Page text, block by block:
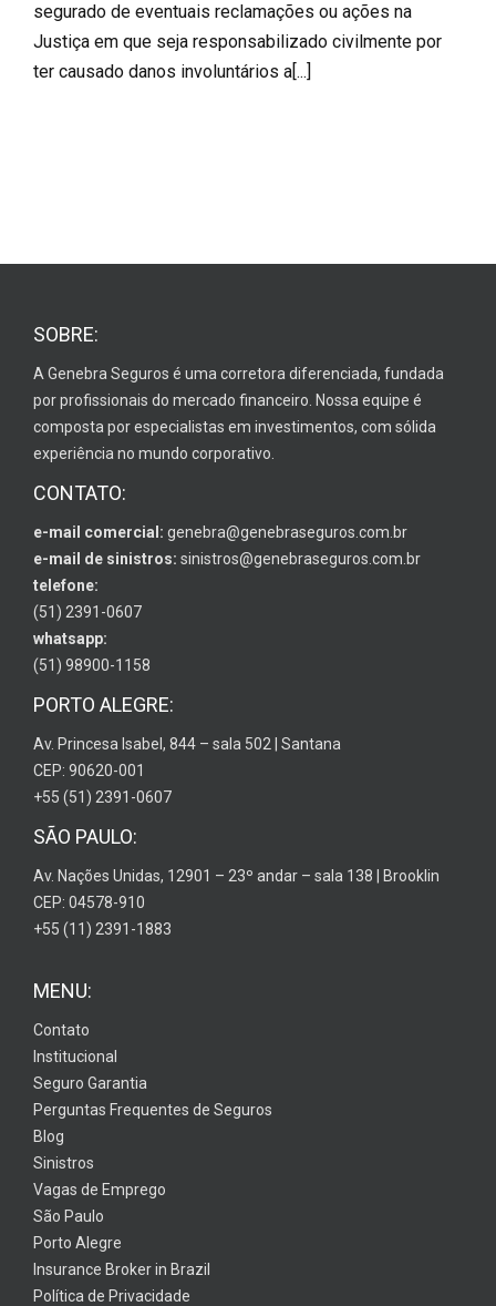
segurado de eventuais reclamações ou ações na
Justiça em que seja responsabilizado civilmente por
ter causado danos involuntários a[...]
SOBRE:
A Genebra Seguros é uma corretora diferenciada, fundada
por profissionais do mercado financeiro. Nossa equipe é
composta por especialistas em investimentos, com sólida
experiência no mundo corporativo.
CONTATO:
e-mail comercial: genebra@genebraseguros.com.br
e-mail de sinistros: sinistros@genebraseguros.com.br
telefone:
(51) 2391-0607
whatsapp:
(51) 98900-1158
PORTO ALEGRE:
Av. Princesa Isabel, 844 – sala 502 | Santana
CEP: 90620-001
+55 (51) 2391-0607
SÃO PAULO:
Av. Nações Unidas, 12901 – 23º andar – sala 138 | Brooklin
CEP: 04578-910
+55 (11) 2391-1883
MENU:
Contato
Institucional
Seguro Garantia
Perguntas Frequentes de Seguros
Blog
Sinistros
Vagas de Emprego
São Paulo
Porto Alegre
Insurance Broker in Brazil
Política de Privacidade